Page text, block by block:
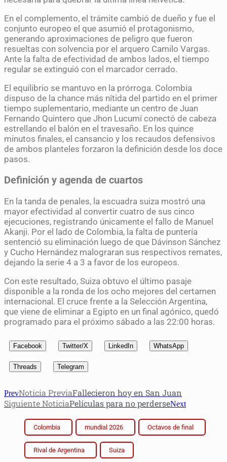
En el complemento, el trámite cambió de dueño y fue el
conjunto europeo el que asumió el protagonismo,
generando aproximaciones de peligro que fueron
resueltas con solvencia por el arquero Camilo Vargas.
Ante la falta de efectividad de ambos lados, el tiempo
regular se extinguió con el marcador cerrado.
El equilibrio se mantuvo en la prórroga. Colombia
dispuso de la chance más nítida del partido en el primer
tiempo suplementario, mediante un centro de Juan
Fernando Quintero que Jhon Lucumí conectó de cabeza
estrellando el balón en el travesaño. En los quince
minutos finales, el cansancio y los recaudos defensivos
de ambos planteles forzaron la definición desde los doce
pasos.
Definición y agenda de cuartos
En la tanda de penales, la escuadra suiza mostró una
mayor efectividad al convertir cuatro de sus cinco
ejecuciones, registrando únicamente el fallo de Manuel
Akanji. Por el lado de Colombia, la falta de puntería
sentenció su eliminación luego de que Dávinson Sánchez
y Cucho Hernández malograran sus respectivos remates,
dejando la serie 4 a 3 a favor de los europeos.
Con este resultado, Suiza obtuvo el último pasaje
disponible a la ronda de los ocho mejores del certamen
internacional. El cruce frente a la Selección Argentina,
que viene de eliminar a Egipto en un final agónico, quedó
programado para el próximo sábado a las 22:00 horas.
Facebook Twitter/X LinkedIn WhatsApp
Threads Telegram
PrevNoticia PreviaFallecieron hoy en San Juan
Siguiente NoticiaPelículas para no perderseNext
Colombia mundial 2026 Octavos de final
Rival de Argentina Suiza